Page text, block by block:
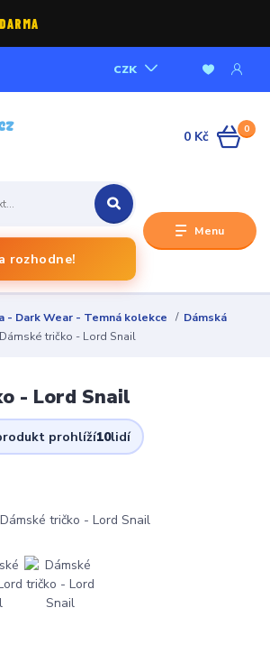
Menu
CZK
rozhodne!
0
0 Kč
- Dark Wear - Temná kolekce
Dámská
Dámské tričko - Lord Snail
- Lord Snail
prohlíží10lidí